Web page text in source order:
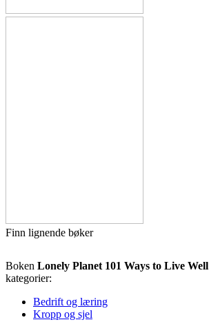
Finn lignende bøker
Boken Lonely Planet 101 Ways to Live Well
kategorier:
Bedrift og læring
Kropp og sjel